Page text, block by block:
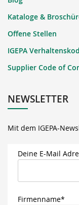
Kataloge &
Offene Stellen
IGEPA
Supplier Code of
NEWSLETTER
Mit dem IGEPA-
Deine E-Mail
Firmenname*